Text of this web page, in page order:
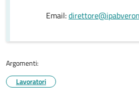
Email:
Argomenti:
Lavoratori